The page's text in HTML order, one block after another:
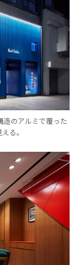
造のアルミで覆った
る。